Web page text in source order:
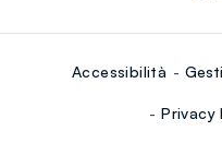
Accessibilità
Privacy